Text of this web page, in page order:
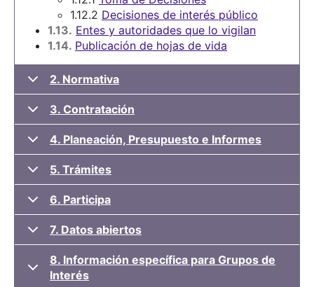
1.12.2 Decisiones de interés público
1.13. Entes y autoridades que lo vigilan
1.14. Publicación de hojas de vida
2. Normativa
3. Contratación
4. Planeación, Presupuesto e Informes
5. Trámites
6. Participa
7. Datos abiertos
8. Información específica para Grupos de
Interés